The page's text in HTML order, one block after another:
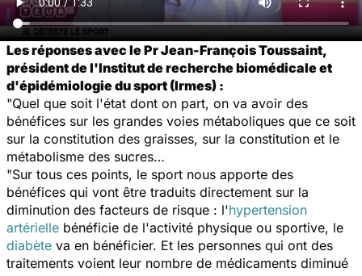
Les réponses avec le Pr Jean-François Toussaint,
président de l'Institut de recherche biomédicale et
d'épidémiologie du sport (Irmes) :
"Quel que soit l'état dont on part, on va avoir des
bénéfices sur les grandes voies métaboliques que ce soit
sur la constitution des graisses, sur la constitution et le
métabolisme des sucres…
"Sur tous ces points, le sport nous apporte des
bénéfices qui vont être traduits directement sur la
diminution des facteurs de risque : l'hypertension
artérielle bénéficie de l'activité physique ou sportive, le
diabète va en bénéficier. Et les personnes qui ont des
traitements voient leur nombre de médicaments diminué